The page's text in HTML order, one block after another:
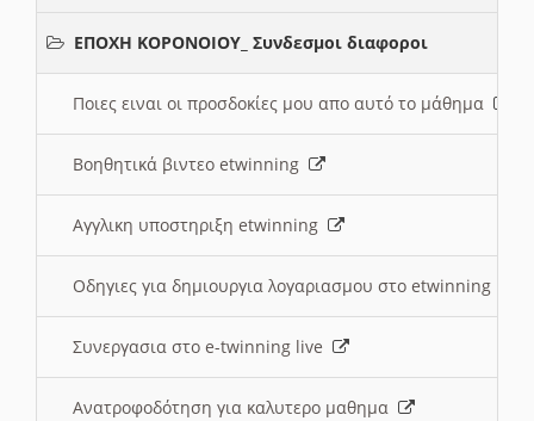
ΕΠΟΧΗ ΚΟΡΟΝΟΙΟΥ_ Συνδεσμοι διαφοροι
Ποιες ειναι οι προσδοκίες μου απο αυτό το μάθημα
Βοηθητικά βιντεο etwinning
Αγγλικη υποστηριξη etwinning
Οδηγιες για δημιουργια λογαριασμου στο etwinning
Συνεργασια στο e-twinning live
Ανατροφοδότηση για καλυτερο μαθημα